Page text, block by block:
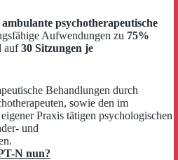
psychotherapeutische
Aufwendungen zu 75%
auf30 Sitzungen je
Behandlungen durch
sowie den im
Praxis tätigen psychologischen
und
N nun?